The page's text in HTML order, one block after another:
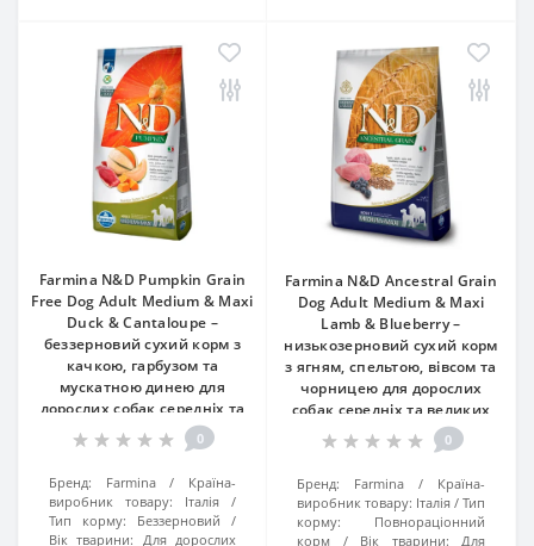
Farmina N&D Pumpkin Grain
Free Dog Adult Medium & Maxi
Duck & Cantaloupe –
беззерновий сухий корм з
качкою, гарбузом та
мускатною динею для
дорослих собак середніх та
великих порід, 12 кг
0
Бренд: Farmina
Країна-
виробник товару:
Італія
Тип корму:
Беззерновий
Вік тварини:
Для дорослих
Farmina N&D Ancestral Grain
Dog Adult Medium & Maxi
Lamb & Blueberry –
низькозерновий сухий корм
з ягням, спельтою, вівсом та
чорницею для дорослих
собак середніх та великих
порід, 12 кг
0
Бренд: Farmina
Країна-
виробник товару: Італія
Тип
корму:
Повнораціонний
корм
Вік тварини:
Для